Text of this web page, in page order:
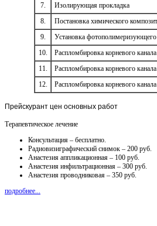
7.
Изолирующая прокладка
8.
Постановка химического
9.
Установка фотополимеризующего
10.
Распломбировка корневого
11.
Распломбировка корневого
12.
Распломбировка корневого
Прейскурант цен основных работ
Терапевтическое лечение
Консультация – бесплатно.
Радиовизиграфический снимок – 200 руб.
Анастезия аппликационная – 100 руб.
Анастезия инфильтрационная – 300 руб.
Анастезия проводниковая – 350 руб.
подробнее...